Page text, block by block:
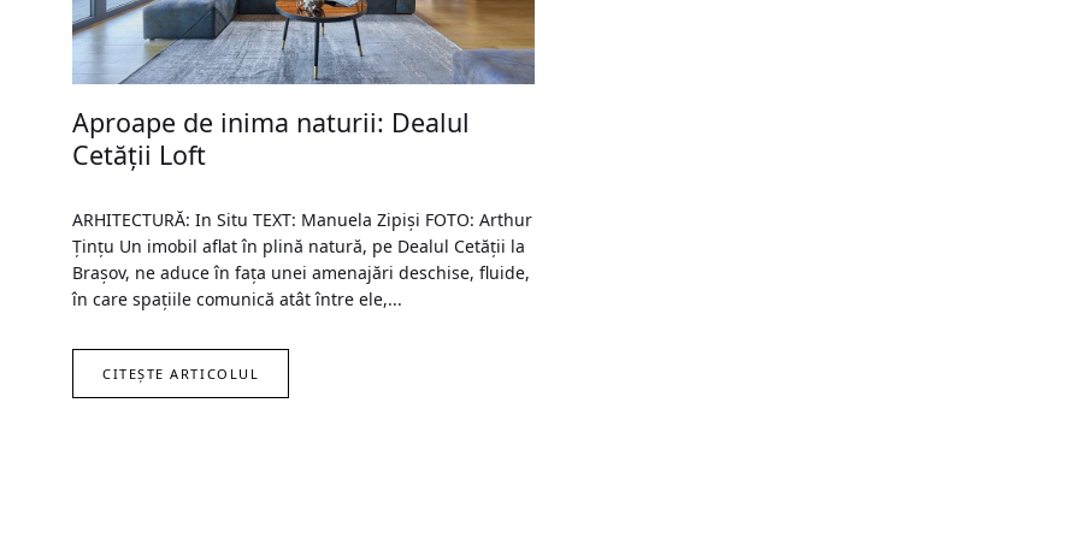
Aproape de inima naturii: Dealul
Cetății Loft
ARHITECTURĂ: In Situ TEXT: Manuela Zipiși FOTO: Arthur
Țințu Un imobil aflat în plină natură, pe Dealul Cetății la
Brașov, ne aduce în fața unei amenajări deschise, fluide,
în care spațiile comunică atât între ele,...
CITEȘTE ARTICOLUL